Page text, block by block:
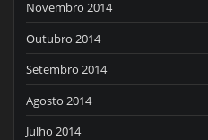
Novembro 2014
Outubro 2014
Setembro 2014
Agosto 2014
Julho 2014